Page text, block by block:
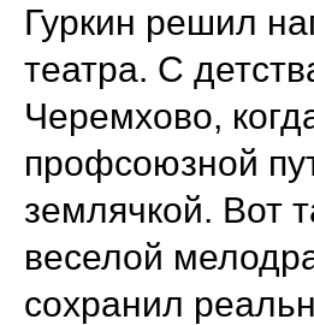
Гуркин решил
театра. С
Черемхово,
профсоюзной
землячкой. Вот
веселой
сохранил